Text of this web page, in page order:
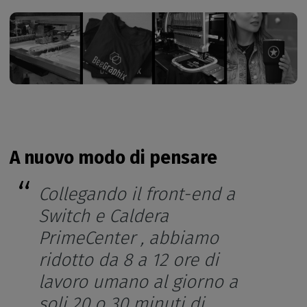
A nuovo modo di pensare
Collegando il front-end a
Switch e Caldera
PrimeCenter , abbiamo
ridotto da 8 a 12 ore di
lavoro umano al giorno a